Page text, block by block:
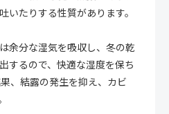
いたりする性質があります。
余分な湿気を吸収し、冬の乾
するので、快適な湿度を保ち
、結露の発生を抑え、カビ